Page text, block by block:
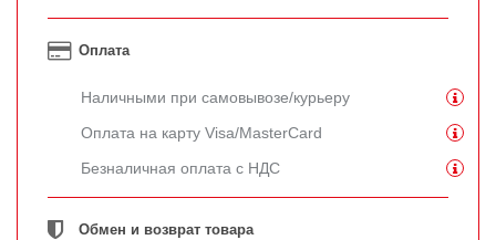
Оплата
Наличными при самовывозе/курьеру
Оплата на карту Visa/MasterCard
Безналичная оплата с НДС
Обмен и возврат товара